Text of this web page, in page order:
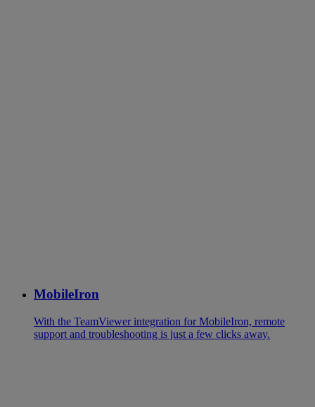
MobileIron
With the TeamViewer integration for MobileIron, remote
support and troubleshooting is just a few clicks away.